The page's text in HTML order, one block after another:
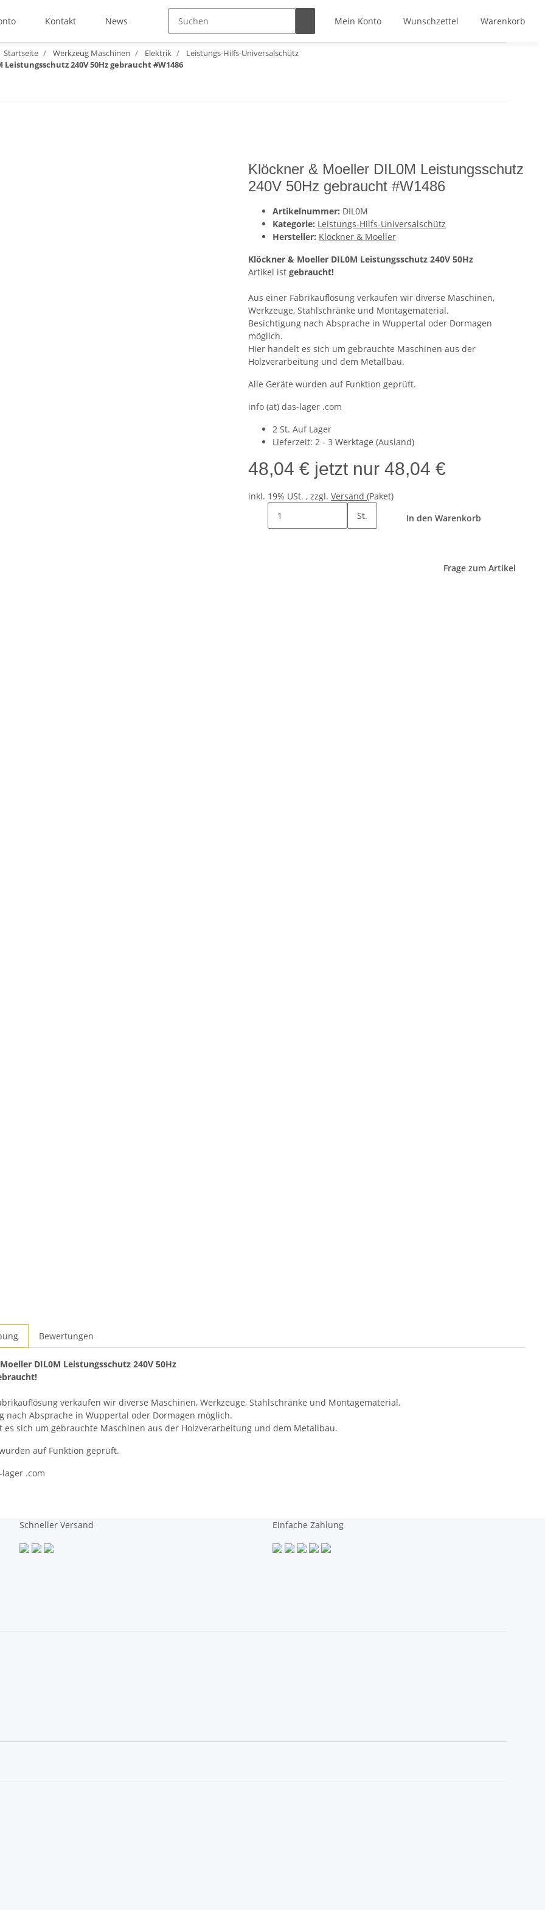
Mein Konto Wunschzettel Warenkorb
Kontakt News
Startseite Werkzeug Maschinen Elektrik
Leistungs-Hilfs-Universalschütz
240V 50Hz gebraucht #W1486
Klöckner & Moeller DIL0M Leistungsschutz
240V 50Hz gebraucht #W1486
Artikelnummer: DIL0M
Kategorie: Leistungs-Hilfs-Universalschütz
Hersteller: Klöckner & Moeller
Klöckner & Moeller DIL0M Leistungsschutz 240V 50Hz
Artikel ist gebraucht!
Aus einer Fabrikauflösung verkaufen wir diverse Maschinen,
Werkzeuge, Stahlschränke und Montagematerial.
Besichtigung nach Absprache in Wuppertal oder Dormagen
möglich.
Hier handelt es sich um gebrauchte Maschinen aus der
Holzverarbeitung und dem Metallbau.
Alle Geräte wurden auf Funktion geprüft.
info (at) das-lager .com
2 St. Auf Lager
Lieferzeit: 2 - 3 Werktage (Ausland)
48,04 € jetzt nur 48,04 €
inkl. 19% USt. , zzgl. Versand (Paket)
St.
In den Warenkorb
Frage zum Artikel
Bewertungen
DIL0M Leistungsschutz 240V 50Hz
verkaufen wir diverse Maschinen, Werkzeuge, Stahlschränke und Montagematerial.
nach Absprache in Wuppertal oder Dormagen möglich.
es sich um gebrauchte Maschinen aus der Holzverarbeitung und dem Metallbau.
auf Funktion geprüft.
.com
Schneller Versand Einfache Zahlung